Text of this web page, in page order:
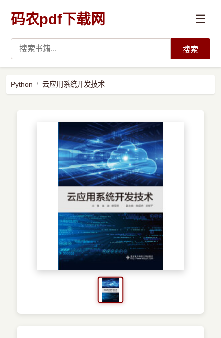
码农pdf下载网 ☰
预订书籍
搜索
Python 云应用系统开发技术